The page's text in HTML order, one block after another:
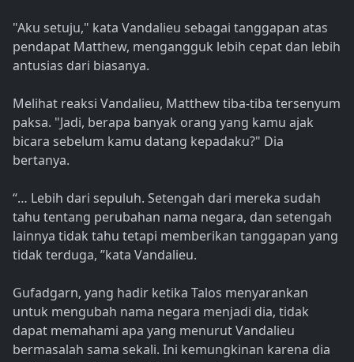
"Aku setuju," kata Vandalieu sebagai tanggapan atas
pendapat Matthew, mengangguk lebih cepat dan lebih
antusias dari biasanya.
Melihat reaksi Vandalieu, Matthew tiba-tiba tersenyum
paksa. "Jadi, berapa banyak orang yang kamu ajak
bicara sebelum kamu datang kepadaku?" Dia
bertanya.
“… Lebih dari sepuluh. Setengah dari mereka sudah
tahu tentang perubahan nama negara, dan setengah
lainnya tidak tahu tetapi memberikan tanggapan yang
tidak terduga, ”kata Vandalieu.
Gufadgarn, yang hadir ketika Talos menyarankan
untuk mengubah nama negara menjadi dia, tidak
dapat memahami apa yang menurut Vandalieu
bermasalah sama sekali. Ini kemungkinan karena dia